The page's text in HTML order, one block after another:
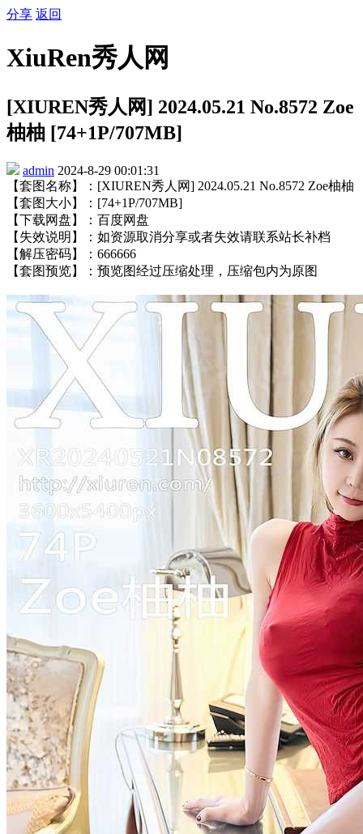
分享 返回
XiuRen秀人网
[XIUREN秀人网] 2024.05.21 No.8572 Zoe
柚柚 [74+1P/707MB]
admin 2024-8-29 00:01:31
【套图名称】：[XIUREN秀人网] 2024.05.21 No.8572 Zoe柚柚
【套图大小】：[74+1P/707MB]
【下载网盘】：百度网盘
【失效说明】：如资源取消分享或者失效请联系站长补档
【解压密码】：666666
【套图预览】：预览图经过压缩处理，压缩包内为原图